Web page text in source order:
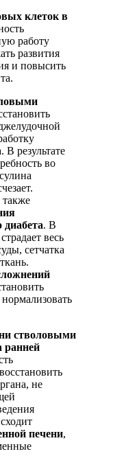
клеток в
работу
развития
и повысить
В результате
во
диабета. В
весь
сетчатка
стволовыми
ранней
не
печени,